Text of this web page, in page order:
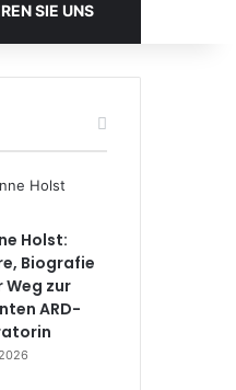
SIE UNS
Holst:
Biografie
Weg zur
ARD-